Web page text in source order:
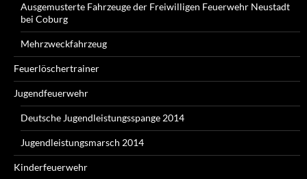
Ausgemusterte Fahrzeuge der Freiwilligen Feuerwehr Neustadt
bei Coburg
Mehrzweckfahrzeug
Feuerlöschertrainer
Jugendfeuerwehr
Deutsche Jugendleistungsspange 2014
Jugendleistungsmarsch 2014
Kinderfeuerwehr